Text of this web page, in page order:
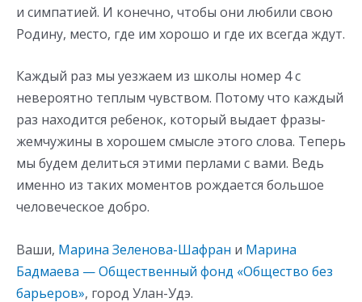
и симпатией. И конечно, чтобы они любили свою
Родину, место, где им хорошо и где их всегда ждут.
Каждый раз мы уезжаем из школы номер 4 с
невероятно теплым чувством. Потому что каждый
раз находится ребенок, который выдает фразы-
жемчужины в хорошем смысле этого слова. Теперь
мы будем делиться этими перлами с вами. Ведь
именно из таких моментов рождается большое
человеческое добро.
Ваши, Марина Зеленова-Шафран и Марина
Бадмаева —Общественный фонд «Общество без
барьеров», город Улан-Удэ.